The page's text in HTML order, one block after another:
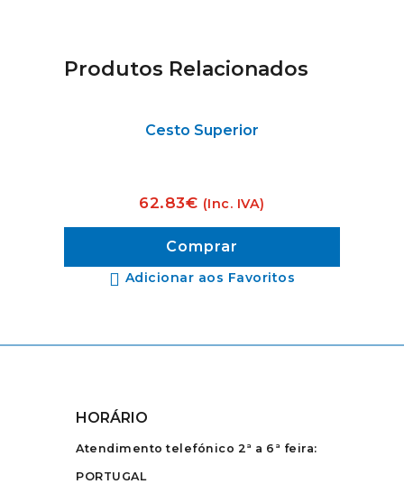
Produtos Relacionados
Adicionar aos Favoritos
Cesto Superior
62.83€ (Inc. IVA)
Comprar
HORÁRIO
Atendimento telefónico 2ª a 6ª feira:
PORTUGAL